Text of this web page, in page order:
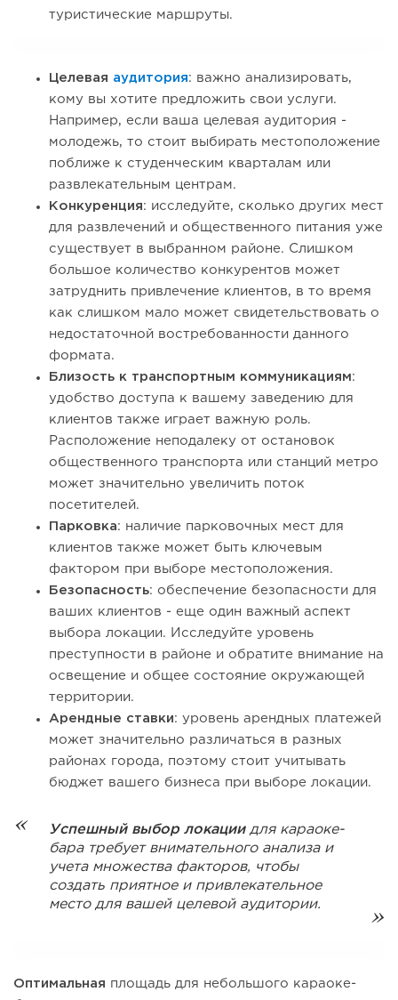
туристические маршруты.
Целевая аудитория: важно анализировать,
кому вы хотите предложить свои услуги.
Например, если ваша целевая аудитория -
молодежь, то стоит выбирать местоположение
поближе к студенческим кварталам или
развлекательным центрам.
Конкуренция: исследуйте, сколько других мест
для развлечений и общественного питания уже
существует в выбранном районе. Слишком
большое количество конкурентов может
затруднить привлечение клиентов, в то время
как слишком мало может свидетельствовать о
недостаточной востребованности данного
формата.
Близость к транспортным коммуникациям:
удобство доступа к вашему заведению для
клиентов также играет важную роль.
Расположение неподалеку от остановок
общественного транспорта или станций метро
может значительно увеличить поток
посетителей.
Парковка: наличие парковочных мест для
клиентов также может быть ключевым
фактором при выборе местоположения.
Безопасность: обеспечение безопасности для
ваших клиентов - еще один важный аспект
выбора локации. Исследуйте уровень
преступности в районе и обратите внимание на
освещение и общее состояние окружающей
территории.
Арендные ставки: уровень арендных платежей
может значительно различаться в разных
районах города, поэтому стоит учитывать
бюджет вашего бизнеса при выборе локации.
Успешный выбор локациидля караоке-
бара требует внимательного анализа и
учета множества факторов, чтобы
создать приятное и привлекательное
место для вашей целевой аудитории.
Оптимальная площадь для небольшого караоке-